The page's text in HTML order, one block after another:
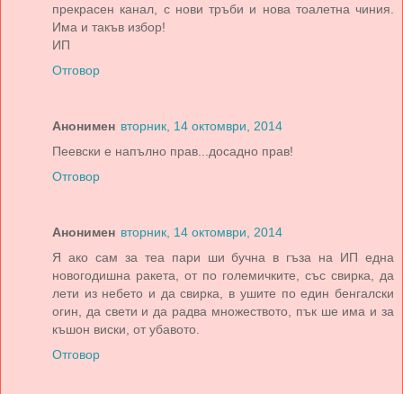
прекрасен канал, с нови тръби и нова тоалетна чиния.
Има и такъв избор!
ИП
Отговор
Анонимен вторник, 14 октомври, 2014
Пеевски е напълно прав...досадно прав!
Отговор
Анонимен вторник, 14 октомври, 2014
Я ако сам за теа пари ши бучна в гъза на ИП една
новогодишна ракета, от по големичките, със свирка, да
лети из небето и да свирка, в ушите по един бенгалски
огин, да свети и да радва множеството, пък ше има и за
къшон виски, от убавото.
Отговор